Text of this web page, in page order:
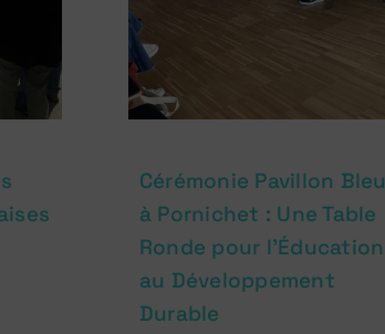
Cérémonie Pavillon Bleu
à Pornichet : Une Table
Ronde pour l’Éducation
au Développement
Durable